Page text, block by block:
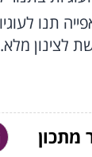
לצינון
מתכון